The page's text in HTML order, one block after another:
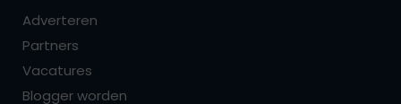
Adverteren
Partners
Vacatures
Blogger worden